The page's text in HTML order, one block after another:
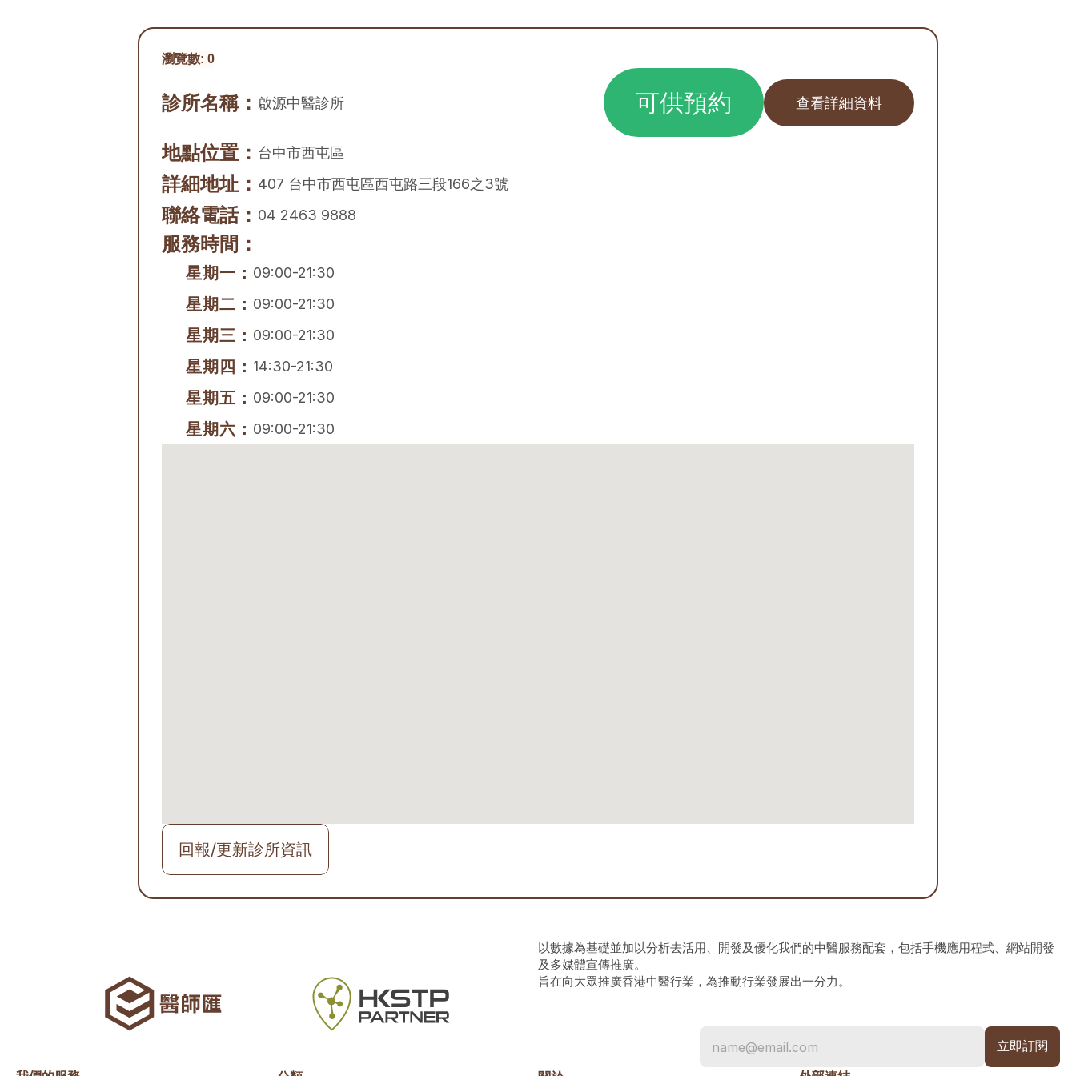
瀏覽數: 0
診所名稱： 啟源中醫診所 可供預約 查看詳細資料
地點位置： 台中市西屯區
詳細地址： 407 台中市西屯區西屯路三段166之3號
聯絡電話： 04 2463 9888
服務時間：
星期一： 09:00-21:30
星期二： 09:00-21:30
星期三： 09:00-21:30
星期四： 14:30-21:30
星期五： 09:00-21:30
星期六： 09:00-21:30
回報/更新診所資訊
以數據為基礎並加以分析去活用、開發及優化我們的中醫服務配套，包括手機應用程式、網站開發
及多媒體宣傳推廣。
旨在向大眾推廣香港中醫行業，為推動行業發展出一分力。